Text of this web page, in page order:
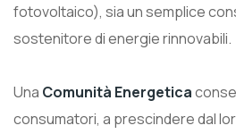
fotovoltaico), sia un semplice
sostenitore di energie rinnovabili.
Una Comunità Energetica
consumatori, a prescindere dal